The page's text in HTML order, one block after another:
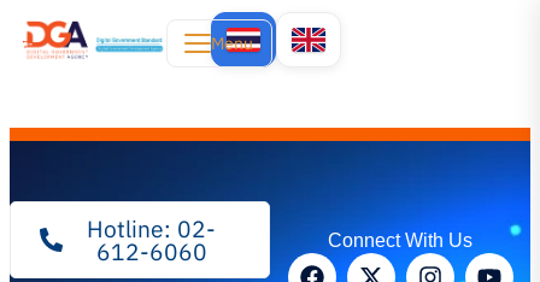
Menu
Hotline: 02-
612-6060 Connect With Us